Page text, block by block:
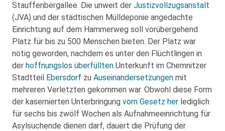
Stauffenbergallee. Die unweit der Justizvollzugsanstalt
(JVA) und der städtischen Mülldeponie angedachte
Einrichtung auf dem Hammerweg soll vorübergehend
Platz für bis zu 500 Menschen bieten. Der Platz war
nötig geworden, nachdem es unter den Flüchtlingen in
der hoffnungslos überfüllten Unterkunft im Chemnitzer
Stadtteil Ebersdorf zu Auseinandersetzungen mit
mehreren Verletzten gekommen war. Obwohl diese Form
der kasernierten Unterbringung vom Gesetz her lediglich
für sechs bis zwölf Wochen als Aufnahmeeinrichtung für
Asylsuchende dienen darf, dauert die Prüfung der